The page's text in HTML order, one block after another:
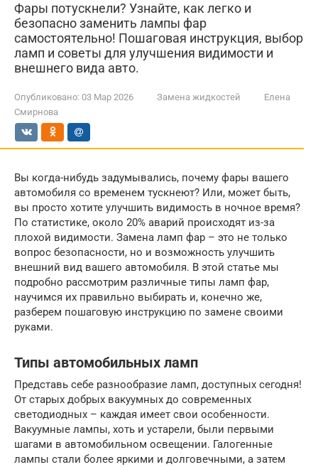
Фары потускнели? Узнайте, как легко и
безопасно заменить лампы фар
самостоятельно! Пошаговая инструкция, выбор
ламп и советы для улучшения видимости и
внешнего вида авто.
Опубликовано: 03 Мар 2026 Замена жидкостей
Елена
Смирнова
Вы когда-нибудь задумывались, почему фары вашего
автомобиля со временем тускнеют? Или, может быть,
вы просто хотите улучшить видимость в ночное время?
По статистике, около 20% аварий происходят из-за
плохой видимости. Замена ламп фар – это не только
вопрос безопасности, но и возможность улучшить
внешний вид вашего автомобиля. В этой статье мы
подробно рассмотрим различные типы ламп фар,
научимся их правильно выбирать и, конечно же,
разберем пошаговую инструкцию по замене своими
руками.
Типы автомобильных ламп
Представь себе разнообразие ламп, доступных сегодня!
От старых добрых вакуумных до современных
светодиодных – каждая имеет свои особенности.
Вакуумные лампы, хоть и устарели, были первыми
шагами в автомобильном освещении. Галогенные
лампы стали более яркими и долговечными, а затем